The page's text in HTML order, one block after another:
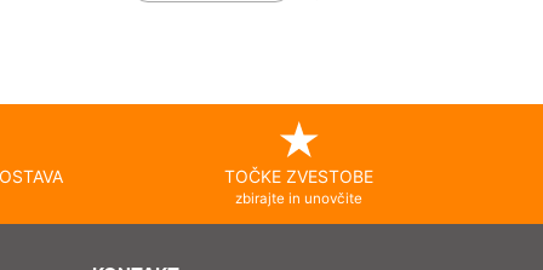
TOČKE ZVESTOBE
zbirajte in unovčite